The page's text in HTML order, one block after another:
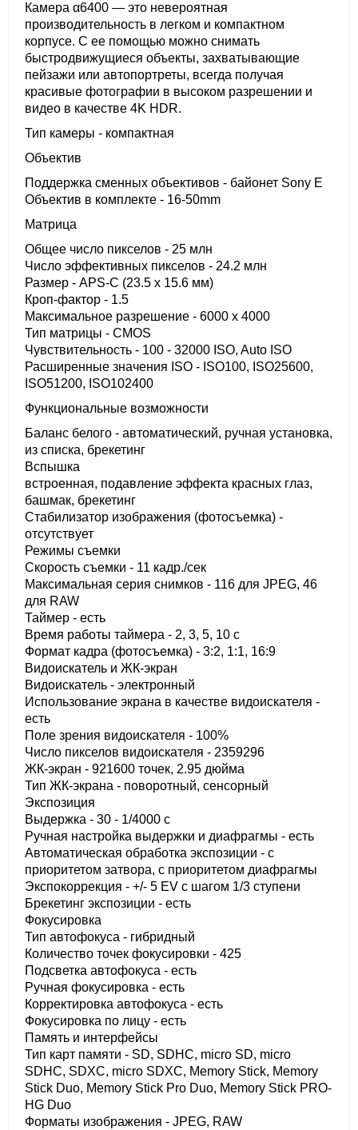
Камера α6400 — это невероятная
производительность в легком и компактном
корпусе. С ее помощью можно снимать
быстродвижущиеся объекты, захватывающие
пейзажи или автопортреты, всегда получая
красивые фотографии в высоком разрешении и
видео в качестве 4K HDR.
Тип камеры - компактная
Объектив
Поддержка сменных объективов - байонет Sony E
Объектив в комплекте - 16-50mm
Матрица
Общее число пикселов - 25 млн
Число эффективных пикселов - 24.2 млн
Размер - APS-C (23.5 x 15.6 мм)
Кроп-фактор - 1.5
Максимальное разрешение - 6000 x 4000
Тип матрицы - CMOS
Чувствительность - 100 - 32000 ISO, Auto ISO
Расширенные значения ISO - ISO100, ISO25600,
ISO51200, ISO102400
Функциональные возможности
Баланс белого - автоматический, ручная установка,
из списка, брекетинг
Вспышка
встроенная, подавление эффекта красных глаз,
башмак, брекетинг
Стабилизатор изображения (фотосъемка) -
отсутствует
Режимы съемки
Скорость съемки - 11 кадр./сек
Максимальная серия снимков - 116 для JPEG, 46
для RAW
Таймер - есть
Время работы таймера - 2, 3, 5, 10 c
Формат кадра (фотосъемка) - 3:2, 1:1, 16:9
Видоискатель и ЖК-экран
Видоискатель - электронный
Использование экрана в качестве видоискателя -
есть
Поле зрения видоискателя - 100%
Число пикселов видоискателя - 2359296
ЖК-экран - 921600 точек, 2.95 дюйма
Тип ЖК-экрана - поворотный, сенсорный
Экспозиция
Выдержка - 30 - 1/4000 с
Ручная настройка выдержки и диафрагмы - есть
Автоматическая обработка экспозиции - с
приоритетом затвора, с приоритетом диафрагмы
Экспокоррекция - +/- 5 EV с шагом 1/3 ступени
Брекетинг экспозиции - есть
Фокусировка
Тип автофокуса - гибридный
Количество точек фокусировки - 425
Подсветка автофокуса - есть
Ручная фокусировка - есть
Корректировка автофокуса - есть
Фокусировка по лицу - есть
Память и интерфейсы
Тип карт памяти - SD, SDHC, micro SD, micro
SDHC, SDXC, micro SDXC, Memory Stick, Memory
Stick Duo, Memory Stick Pro Duo, Memory Stick PRO-
HG Duo
Форматы изображения - JPEG, RAW